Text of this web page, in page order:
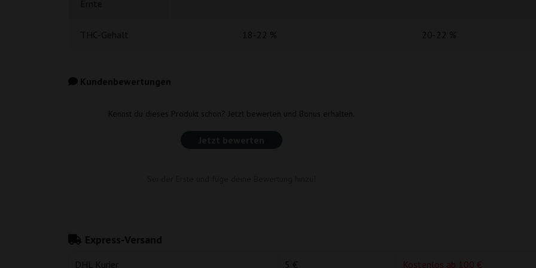
THC-Gehalt 18-22 % 20-22 %
Kundenbewertungen
Kennst du dieses Produkt schon? Jetzt bewerten und Bonus erhalten.
Jetzt bewerten
Express-Versand
DHL Kurier 5 € Kostenlos ab 100 €